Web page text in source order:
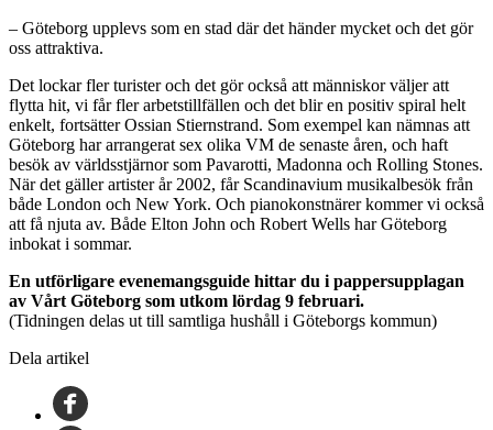
– Göteborg upplevs som en stad där det händer mycket och det gör
oss attraktiva.
Det lockar fler turister och det gör också att människor väljer att
flytta hit, vi får fler arbetstillfällen och det blir en positiv spiral helt
enkelt, fortsätter Ossian Stiernstrand. Som exempel kan nämnas att
Göteborg har arrangerat sex olika VM de senaste åren, och haft
besök av världsstjärnor som Pavarotti, Madonna och Rolling Stones.
När det gäller artister år 2002, får Scandinavium musikalbesök från
både London och New York. Och pianokonstnärer kommer vi också
att få njuta av. Både Elton John och Robert Wells har Göteborg
inbokat i sommar.
En utförligare evenemangsguide hittar du i pappersupplagan
av Vårt Göteborg som utkom lördag 9 februari.
(Tidningen delas ut till samtliga hushåll i Göteborgs kommun)
Dela artikel